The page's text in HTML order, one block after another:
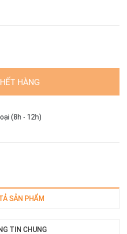
HẾT HÀNG
(8h - 12h)
SẢN PHẨM
TIN CHUNG